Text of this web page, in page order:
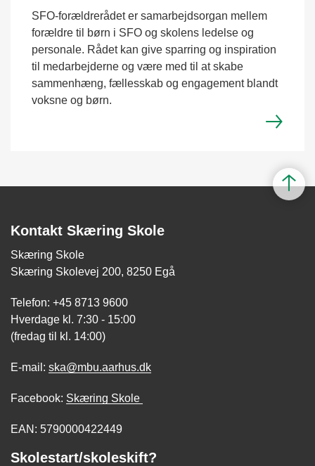
SFO-forældrerådet er samarbejdsorgan mellem
forældre til børn i SFO og skolens ledelse og
personale. Rådet kan give sparring og inspiration
til medarbejderne og være med til at skabe
sammenhæng, fællesskab og engagement blandt
voksne og børn.
Kontakt Skæring Skole
Skæring Skole
Skæring Skolevej 200, 8250 Egå
Telefon: +45 8713 9600
Hverdage kl. 7:30 - 15:00
(fredag til kl. 14:00)
E-mail: ska@mbu.aarhus.dk
Facebook: Skæring Skole
EAN: 5790000422449
Skolestart/skoleskift?